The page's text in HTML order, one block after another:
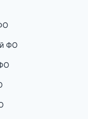
ФО